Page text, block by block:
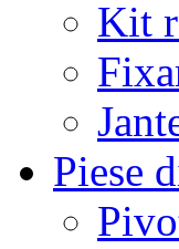
Kit
Piese